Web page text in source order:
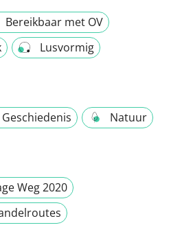
Bereikbaar met OV
Lusvormig
Geschiedenis Natuur
Weg 2020